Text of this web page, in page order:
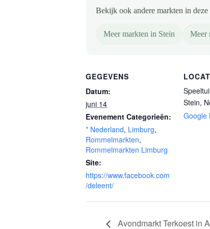
Bekijk ook andere markten in
Meer markten in Stein Meer
GEGEVENS
Datum:
juni 14
Evenement Categorieën:
* Nederland, Limburg,
Rommelmarkten,
Rommelmarkten Limburg
Site:
https://www.facebook.com
/deleent/
Stein,
Google
Avondmarkt Terkoest in